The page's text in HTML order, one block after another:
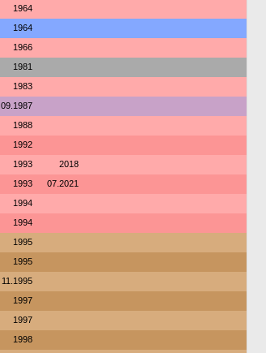
1964
1964
1966
1981
1983
09.1987
1988
1992
1993 2018
1993 07.2021
1994
1994
1995
1995
11.1995
1997
1997
1998